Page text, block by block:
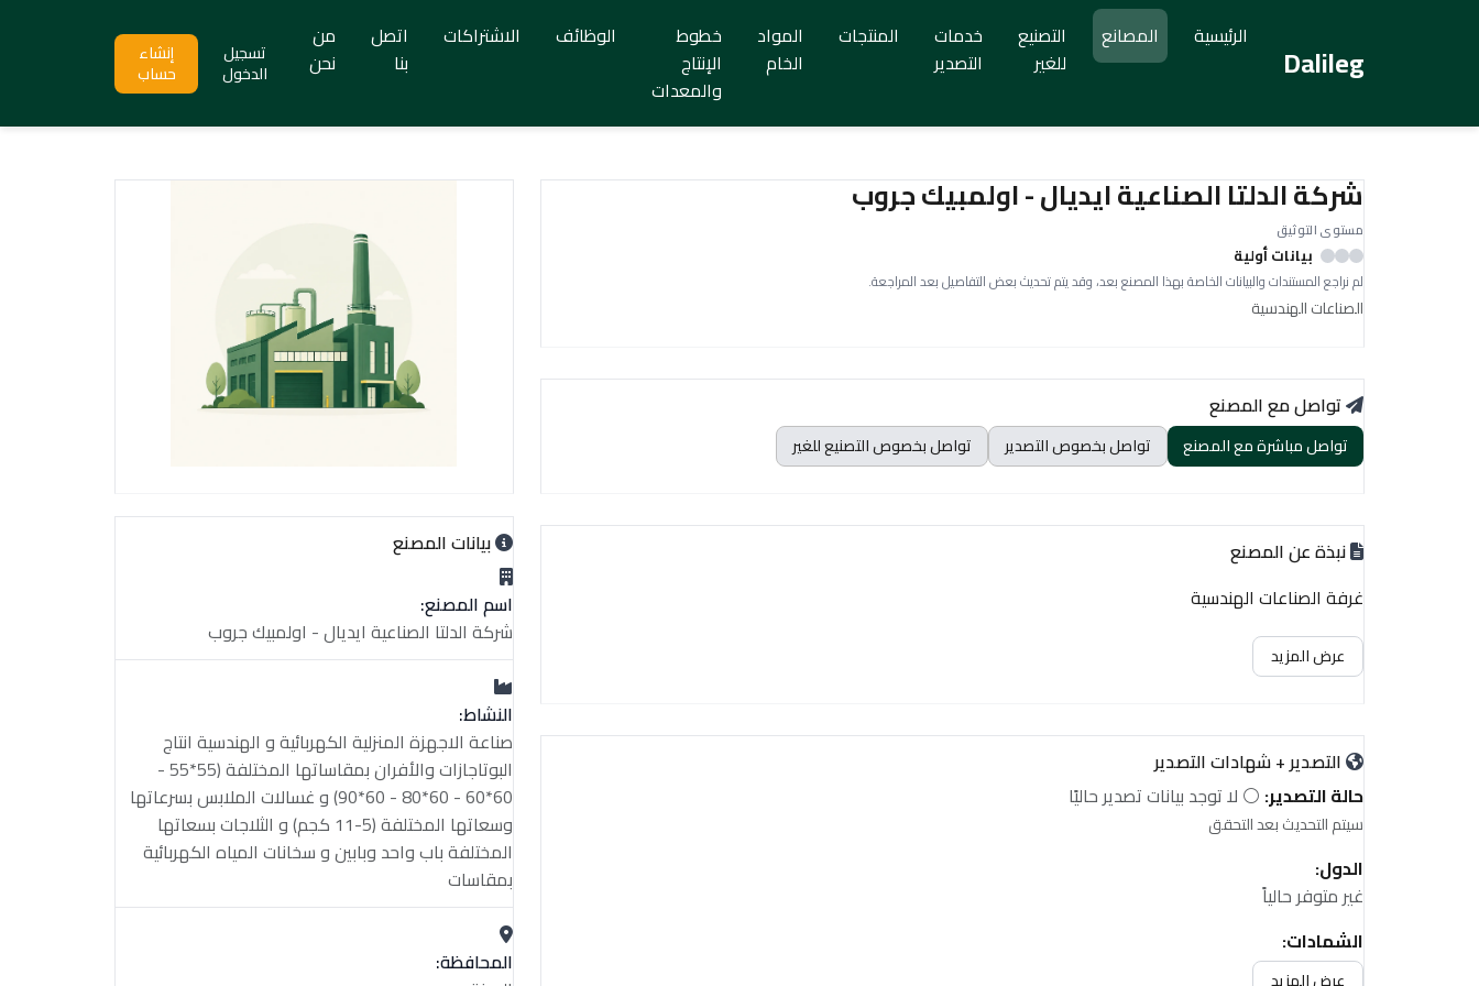
Dalileg
الرئيسية المصانع
التصنيع
للغير
خدمات
التصدير
المنتجات
المواد
الخام
خطوط
الإنتاج
والمعدات
الوظائف الاشتراكات
اتصل
بنا
من
نحن
تسجيل
الدخول
إنشاء
حساب
شركة الدلتا الصناعية ايديال - اولمبيك جروب
مستوى التوثيق
بيانات أولية
لم نراجع المستندات والبيانات الخاصة بهذا المصنع بعد، وقد يتم تحديث بعض التفاصيل بعد المراجعة.
الصناعات الهندسية
تواصل مع المصنع
تواصل مباشرة مع المصنع تواصل بخصوص التصدير تواصل بخصوص التصنيع للغير
نبذة عن المصنع
غرفة الصناعات الهندسية
عرض المزيد
التصدير + شهادات التصدير
حالة التصدير: ⚪ لا توجد بيانات تصدير حاليًا
سيتم التحديث بعد التحقق
الدول:
غير متوفر حالياً
الشهادات:
غير متوفر حالياً
بيانات المصنع
اسم المصنع:
شركة الدلتا الصناعية ايديال - اولمبيك جروب
النشاط:
صناعة الاجهزة المنزلية الكهربائية و الهندسية انتاج
البوتاجازات والأفران بمقاساتها المختلفة (55*55 -
60*60 - 60*80 - 60*90) و غسالات الملابس بسرعاتها
وسعاتها المختلفة (5-11 كجم) و الثلاجات بسعاتها
المختلفة باب واحد وبابين و سخانات المياه الكهربائية
بمقاسات
المحافظة: